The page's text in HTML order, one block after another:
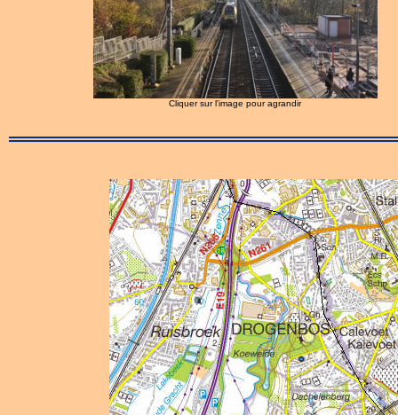
Cliquer sur l'image pour agrandir